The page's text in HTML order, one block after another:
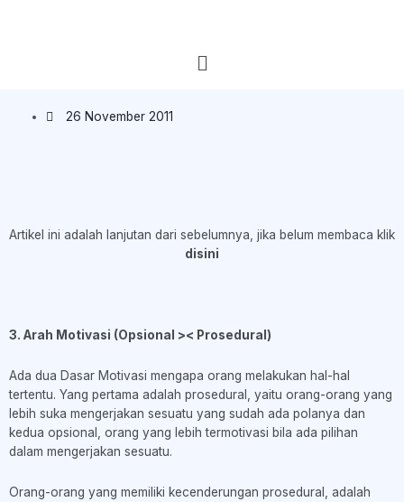
26 November 2011
Artikel ini adalah lanjutan dari sebelumnya, jika belum membaca klik
disini
3. Arah Motivasi (Opsional >< Prosedural)
Ada dua Dasar Motivasi mengapa orang melakukan hal-hal
tertentu. Yang pertama adalah prosedural, yaitu orang-orang yang
lebih suka mengerjakan sesuatu yang sudah ada polanya dan
kedua opsional, orang yang lebih termotivasi bila ada pilihan
dalam mengerjakan sesuatu.
Orang-orang yang memiliki kecenderungan prosedural, adalah